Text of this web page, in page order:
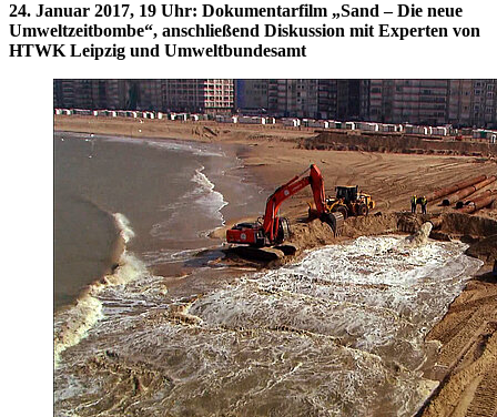
24. Januar 2017, 19 Uhr: Dokumentarfilm „Sand – Die neue
Umweltzeitbombe“, anschließend Diskussion mit Experten von
HTWK Leipzig und Umweltbundesamt